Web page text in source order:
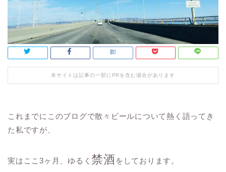
本サイトは記事の一部にPRを含む場合があります
これまでにこのブログで散々ビールについて熱く語ってき
た私ですが、
実はここ3ヶ月、ゆるく禁酒 をしております。